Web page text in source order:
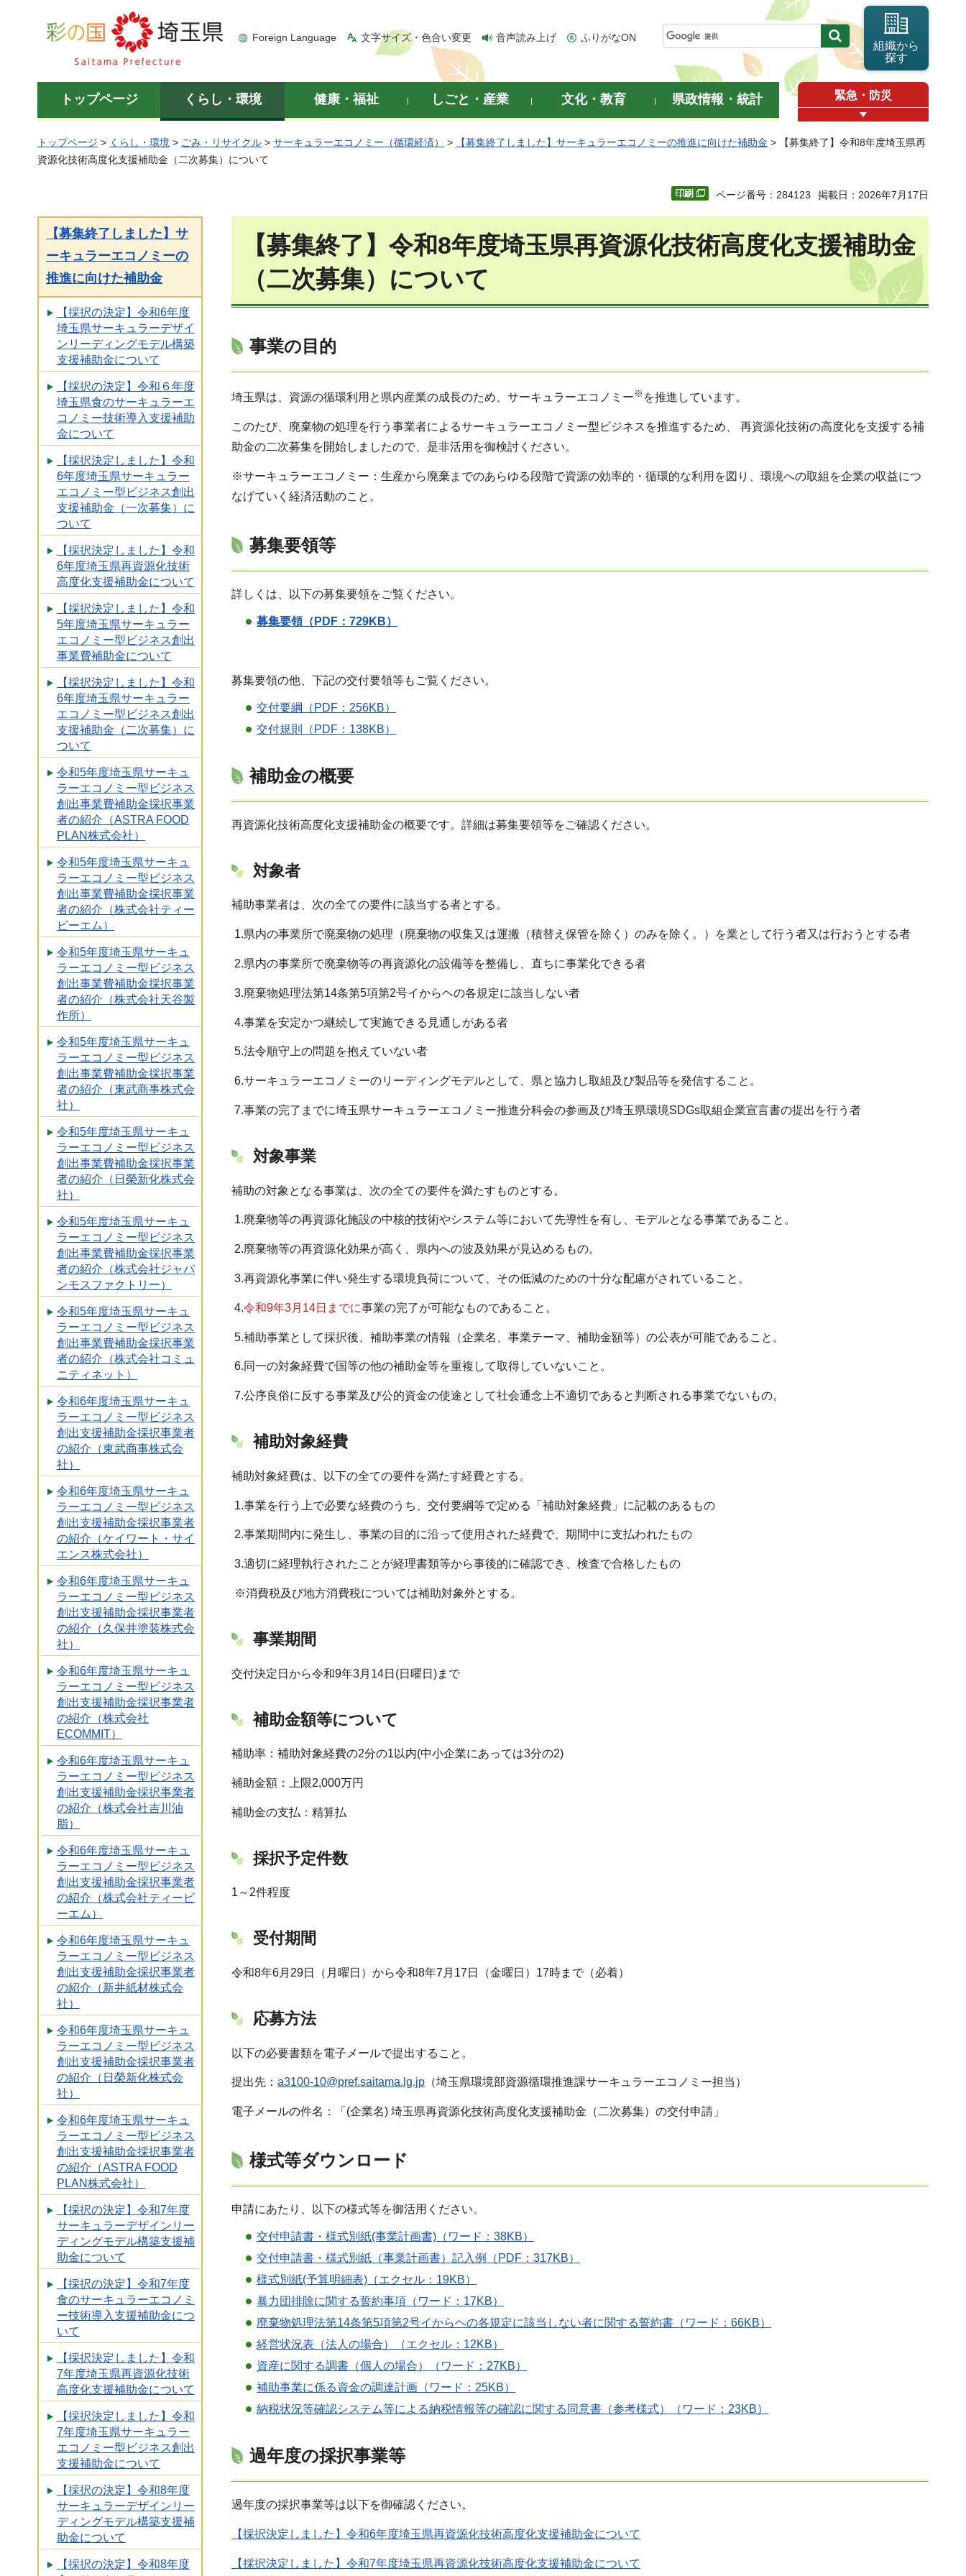
彩の国 埼玉県
Foreign Language 文字サイズ・色合い変更 音声読み上げ ふりがなON
組織から
探す
トップページ くらし・環境 健康・福祉 しごと・産業 文化・教育 県政情報・統計 緊急・防災
トップページ > くらし・環境 > ごみ・リサイクル > サーキュラーエコノミー（循環経済） > 【募集終了しました】サーキュラーエコノミーの推進に向けた補助金 > 【募集終了】令和8年度埼玉県再
資源化技術高度化支援補助金（二次募集）について
ページ番号：284123 掲載日：2026年7月17日
【募集終了しました】サ
ーキュラーエコノミーの
推進に向けた補助金
【採択の決定】令和6年度
埼玉県サーキュラーデザイ
ンリーディングモデル構築
支援補助金について
【採択の決定】令和６年度
埼玉県食のサーキュラーエ
コノミー技術導入支援補助
金について
【採択決定しました】令和
6年度埼玉県サーキュラー
エコノミー型ビジネス創出
支援補助金（一次募集）に
ついて
【採択決定しました】令和
6年度埼玉県再資源化技術
高度化支援補助金について
【採択決定しました】令和
5年度埼玉県サーキュラー
エコノミー型ビジネス創出
事業費補助金について
【採択決定しました】令和
6年度埼玉県サーキュラー
エコノミー型ビジネス創出
支援補助金（二次募集）に
ついて
令和5年度埼玉県サーキュ
ラーエコノミー型ビジネス
創出事業費補助金採択事業
者の紹介（ASTRA FOOD
PLAN株式会社）
令和5年度埼玉県サーキュ
ラーエコノミー型ビジネス
創出事業費補助金採択事業
者の紹介（株式会社ティー
ビーエム）
令和5年度埼玉県サーキュ
ラーエコノミー型ビジネス
創出事業費補助金採択事業
者の紹介（株式会社天谷製
作所）
令和5年度埼玉県サーキュ
ラーエコノミー型ビジネス
創出事業費補助金採択事業
者の紹介（東武商事株式会
社）
令和5年度埼玉県サーキュ
ラーエコノミー型ビジネス
創出事業費補助金採択事業
者の紹介（日榮新化株式会
社）
令和5年度埼玉県サーキュ
ラーエコノミー型ビジネス
創出事業費補助金採択事業
者の紹介（株式会社ジャパ
ンモスファクトリー）
令和5年度埼玉県サーキュ
ラーエコノミー型ビジネス
創出事業費補助金採択事業
者の紹介（株式会社コミュ
ニティネット）
令和6年度埼玉県サーキュ
ラーエコノミー型ビジネス
創出支援補助金採択事業者
の紹介（東武商事株式会
社）
令和6年度埼玉県サーキュ
ラーエコノミー型ビジネス
創出支援補助金採択事業者
の紹介（ケイワート・サイ
エンス株式会社）
令和6年度埼玉県サーキュ
ラーエコノミー型ビジネス
創出支援補助金採択事業者
の紹介（久保井塗装株式会
社）
令和6年度埼玉県サーキュ
ラーエコノミー型ビジネス
創出支援補助金採択事業者
の紹介（株式会社
ECOMMIT）
令和6年度埼玉県サーキュ
ラーエコノミー型ビジネス
創出支援補助金採択事業者
の紹介（株式会社吉川油
脂）
令和6年度埼玉県サーキュ
ラーエコノミー型ビジネス
創出支援補助金採択事業者
の紹介（株式会社ティービ
ーエム）
令和6年度埼玉県サーキュ
ラーエコノミー型ビジネス
創出支援補助金採択事業者
の紹介（新井紙材株式会
社）
令和6年度埼玉県サーキュ
ラーエコノミー型ビジネス
創出支援補助金採択事業者
の紹介（日榮新化株式会
社）
令和6年度埼玉県サーキュ
ラーエコノミー型ビジネス
創出支援補助金採択事業者
の紹介（ASTRA FOOD
PLAN株式会社）
【採択の決定】令和7年度
サーキュラーデザインリー
ディングモデル構築支援補
助金について
【採択の決定】令和7年度
食のサーキュラーエコノミ
ー技術導入支援補助金につ
いて
【採択決定しました】令和
7年度埼玉県再資源化技術
高度化支援補助金について
【採択決定しました】令和
7年度埼玉県サーキュラー
エコノミー型ビジネス創出
支援補助金について
【採択の決定】令和8年度
サーキュラーデザインリー
ディングモデル構築支援補
助金について
【採択の決定】令和8年度
【募集終了】令和8年度埼玉県再資源化技術高度化支援補助金
（二次募集）について
事業の目的
埼玉県は、資源の循環利用と県内産業の成長のため、サーキュラーエコノミー ※ を推進しています。
このたび、廃棄物の処理を行う事業者によるサーキュラーエコノミー型ビジネスを推進するため、 再資源化技術の高度化を支援する補
助金の二次募集を開始しましたので、是非活用を御検討ください。
※サーキュラーエコノミー：生産から廃棄までのあらゆる段階で資源の効率的・循環的な利用を図り、環境への取組を企業の収益につ
なげていく経済活動のこと。
募集要領等
詳しくは、以下の募集要領をご覧ください。
募集要領（PDF：729KB）
募集要領の他、下記の交付要領等もご覧ください。
交付要綱（PDF：256KB）
交付規則（PDF：138KB）
補助金の概要
再資源化技術高度化支援補助金の概要です。詳細は募集要領等をご確認ください。
対象者
補助事業者は、次の全ての要件に該当する者とする。
1.県内の事業所で廃棄物の処理（廃棄物の収集又は運搬（積替え保管を除く）のみを除く。）を業として行う者又は行おうとする者
2.県内の事業所で廃棄物等の再資源化の設備等を整備し、直ちに事業化できる者
3.廃棄物処理法第14条第5項第2号イからヘの各規定に該当しない者
4.事業を安定かつ継続して実施できる見通しがある者
5.法令順守上の問題を抱えていない者
6.サーキュラーエコノミーのリーディングモデルとして、県と協力し取組及び製品等を発信すること。
7.事業の完了までに埼玉県サーキュラーエコノミー推進分科会の参画及び埼玉県環境SDGs取組企業宣言書の提出を行う者
対象事業
補助の対象となる事業は、次の全ての要件を満たすものとする。
1.廃棄物等の再資源化施設の中核的技術やシステム等において先導性を有し、モデルとなる事業であること。
2.廃棄物等の再資源化効果が高く、県内への波及効果が見込めるもの。
3.再資源化事業に伴い発生する環境負荷について、その低減のための十分な配慮がされていること。
4.令和9年3月14日までに事業の完了が可能なものであること。
5.補助事業として採択後、補助事業の情報（企業名、事業テーマ、補助金額等）の公表が可能であること。
6.同一の対象経費で国等の他の補助金等を重複して取得していないこと。
7.公序良俗に反する事業及び公的資金の使途として社会通念上不適切であると判断される事業でないもの。
補助対象経費
補助対象経費は、以下の全ての要件を満たす経費とする。
1.事業を行う上で必要な経費のうち、交付要綱等で定める「補助対象経費」に記載のあるもの
2.事業期間内に発生し、事業の目的に沿って使用された経費で、期間中に支払われたもの
3.適切に経理執行されたことが経理書類等から事後的に確認でき、検査で合格したもの
※消費税及び地方消費税については補助対象外とする。
事業期間
交付決定日から令和9年3月14日(日曜日)まで
補助金額等について
補助率：補助対象経費の2分の1以内(中小企業にあっては3分の2)
補助金額：上限2,000万円
補助金の支払：精算払
採択予定件数
1～2件程度
受付期間
令和8年6月29日（月曜日）から令和8年7月17日（金曜日）17時まで（必着）
応募方法
以下の必要書類を電子メールで提出すること。
提出先： a3100-10@pref.saitama.lg.jp （埼玉県環境部資源循環推進課サーキュラーエコノミー担当）
電子メールの件名：「(企業名) 埼玉県再資源化技術高度化支援補助金（二次募集）の交付申請」
様式等ダウンロード
申請にあたり、以下の様式等を御活用ください。
交付申請書・様式別紙(事業計画書)（ワード：38KB）
交付申請書・様式別紙（事業計画書）記入例（PDF：317KB）
様式別紙(予算明細表)（エクセル：19KB）
暴力団排除に関する誓約事項（ワード：17KB）
廃棄物処理法第14条第5項第2号イからヘの各規定に該当しない者に関する誓約書（ワード：66KB）
経営状況表（法人の場合）（エクセル：12KB）
資産に関する調書（個人の場合）（ワード：27KB）
補助事業に係る資金の調達計画（ワード：25KB）
納税状況等確認システム等による納税情報等の確認に関する同意書（参考様式）（ワード：23KB）
過年度の採択事業等
過年度の採択事業等は以下を御確認ください。
【採択決定しました】令和6年度埼玉県再資源化技術高度化支援補助金について
【採択決定しました】令和7年度埼玉県再資源化技術高度化支援補助金について